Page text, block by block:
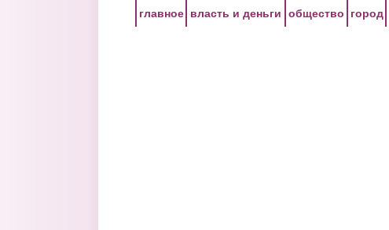
главное власть и деньги общество город